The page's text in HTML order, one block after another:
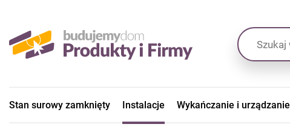
Stan surowy zamknięty Instalacje Wykańczanie i urządzanie